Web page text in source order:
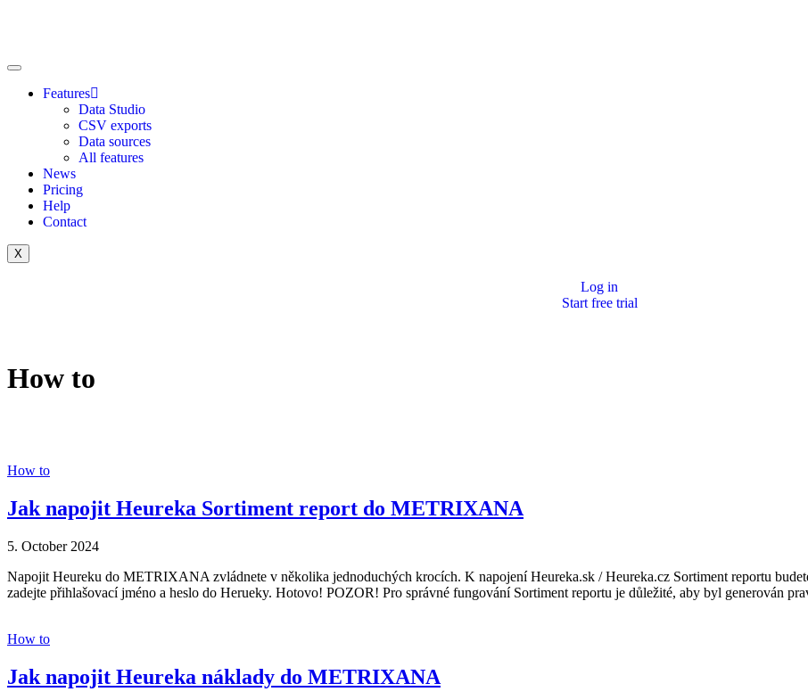
Features
Data Studio
CSV exports
Data sources
All features
News
Pricing
Help
Contact
X
Log in
Start free trial
How to
How to
Jak napojit Heureka Sortiment report do METRIXANA
5. October 2024
Napojit Heureku do METRIXANA zvládnete v několika jednoduchých krocích. K napojení Heureka.sk / Heureka.cz Sortiment reportu
zadejte přihlašovací jméno a heslo do Herueky. Hotovo! POZOR! Pro správné fungování Sortiment reportu je důležité, aby byl generován
How to
Jak napojit Heureka náklady do METRIXANA